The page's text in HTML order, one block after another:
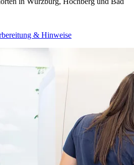
& Hinweise